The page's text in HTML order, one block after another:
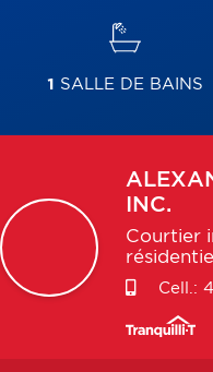
1 SALLE DE BAINS
INC.
Courtier
Cell.: